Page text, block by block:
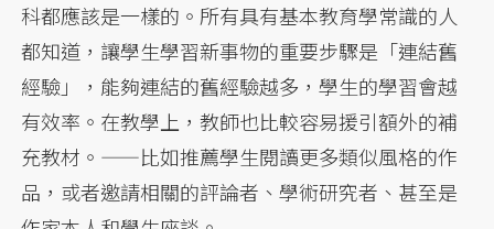
科都應該是一樣的。所有具有基本教育學常識的人
都知道，讓學生學習新事物的重要步驟是「連結舊
經驗」，能夠連結的舊經驗越多，學生的學習會越
有效率。在教學上，教師也比較容易援引額外的補
充教材。——比如推薦學生閱讀更多類似風格的作
品，或者邀請相關的評論者、學術研究者、甚至是